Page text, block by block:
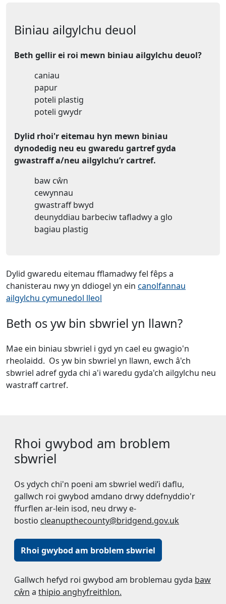
Biniau ailgylchu deuol
Beth gellir ei roi mewn biniau ailgylchu deuol?
caniau
papur
poteli plastig
poteli gwydr
Dylid rhoi'r eitemau hyn mewn biniau
dynodedig neu eu gwaredu gartref gyda
gwastraff a/neu ailgylchu’r cartref.
baw cŵn
cewynnau
gwastraff bwyd
deunyddiau barbeciw tafladwy a glo
bagiau plastig
Dylid gwaredu eitemau fflamadwy fel fêps a
chanisterau nwy yn ddiogel yn ein canolfannau
ailgylchu cymunedol lleol
Beth os yw bin sbwriel yn llawn?
Mae ein biniau sbwriel i gyd yn cael eu gwagio'n
rheolaidd. Os yw bin sbwriel yn llawn, ewch â'ch
sbwriel adref gyda chi a'i waredu gyda'ch ailgylchu neu
wastraff cartref.
Rhoi gwybod am broblem
sbwriel
Os ydych chi'n poeni am sbwriel wedi’i daflu,
gallwch roi gwybod amdano drwy ddefnyddio'r
ffurflen ar-lein isod, neu drwy e-
bostio cleanupthecounty@bridgend.gov.uk
Rhoi gwybod am broblem sbwriel
Gallwch hefyd roi gwybod am broblemau gyda baw
cŵn a thipio anghyfreithlon.